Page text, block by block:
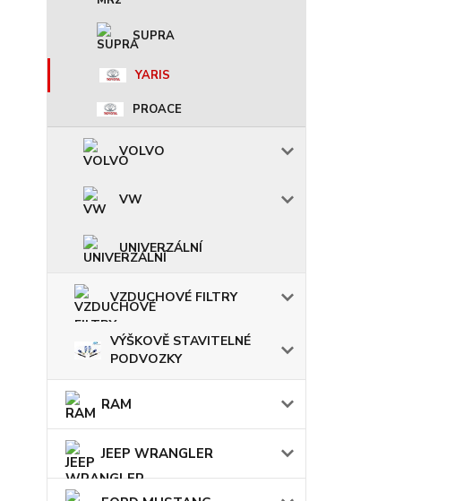
SUPRA
YARIS
PROACE
VOLVO
VW
UNIVERZÁLNÍ
VZDUCHOVÉ FILTRY
VÝŠKOVĚ STAVITELNÉ
PODVOZKY
RAM
JEEP WRANGLER